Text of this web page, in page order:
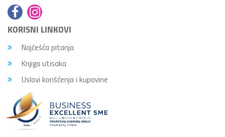
KORISNI LINKOVI
Najčešća pitanja
Knjiga utisaka
Uslovi korišćenja i kupovine